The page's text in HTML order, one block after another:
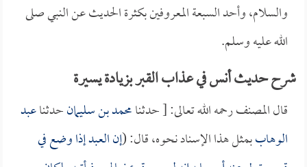
والسلام، وأحد السبعة المعروفين بكثرة الحديث عن النبي صلى
الله عليه وسلم.
شرح حديث أنس في عذاب القبر بزيادة يسيرة
قال المصنف رحمه الله تعالى: [ حدثنامحمد بن سليمانحدثناعبد
الوهاببمثل هذا الإسناد نحوه، قال: (إن العبد إذا وضع في